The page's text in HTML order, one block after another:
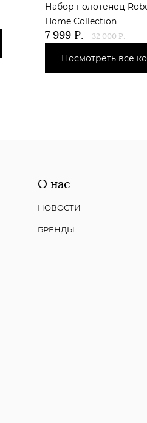
Набор полотенец
Home Collection
32 000 Р.
7 999 Р.
Посмотреть все
О нас
НОВОСТИ
БРЕНДЫ